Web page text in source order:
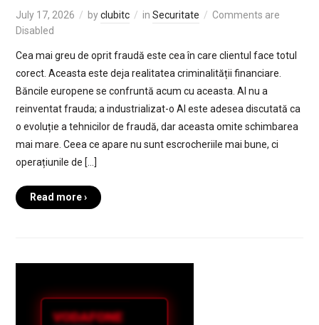
July 17, 2026 byclubitc in Securitate
Comments are
Disabled
Cea mai greu de oprit fraudă este cea în care clientul face totul
corect. Aceasta este deja realitatea criminalității financiare.
Băncile europene se confruntă acum cu aceasta. AI nu a
reinventat frauda; a industrializat-o AI este adesea discutată ca
o evoluție a tehnicilor de fraudă, dar aceasta omite schimbarea
mai mare. Ceea ce apare nu sunt escrocheriile mai bune, ci
operațiunile de […]
Read more ›